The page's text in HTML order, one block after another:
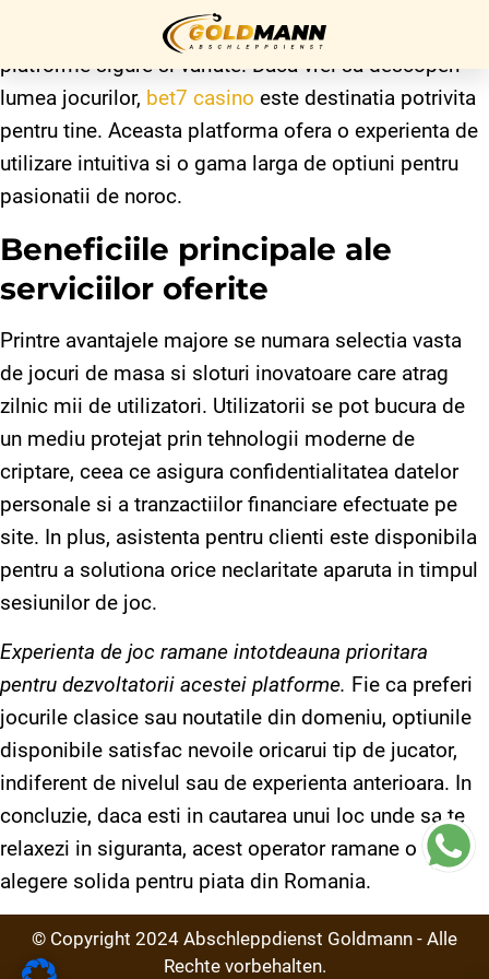
Jucatorii din Romania sunt mereu in cautarea unor
platforme sigure si variate. Daca vrei sa descoperi
lumea jocurilor, bet7 casino este destinatia potrivita
pentru tine. Aceasta platforma ofera o experienta de
utilizare intuitiva si o gama larga de optiuni pentru
pasionatii de noroc.
Beneficiile principale ale
serviciilor oferite
Printre avantajele majore se numara selectia vasta
de jocuri de masa si sloturi inovatoare care atrag
zilnic mii de utilizatori. Utilizatorii se pot bucura de
un mediu protejat prin tehnologii moderne de
criptare, ceea ce asigura confidentialitatea datelor
personale si a tranzactiilor financiare efectuate pe
site. In plus, asistenta pentru clienti este disponibila
pentru a solutiona orice neclaritate aparuta in timpul
sesiunilor de joc.
Experienta de joc ramane intotdeauna prioritara
pentru dezvoltatorii acestei platforme. Fie ca preferi
jocurile clasice sau noutatile din domeniu, optiunile
disponibile satisfac nevoile oricarui tip de jucator,
indiferent de nivelul sau de experienta anterioara. In
concluzie, daca esti in cautarea unui loc unde sa te
relaxezi in siguranta, acest operator ramane o
alegere solida pentru piata din Romania.
© Copyright 2024 Abschleppdienst Goldmann - Alle
Rechte vorbehalten.
Startseite
Über uns
Service
Kontakt
Impressum
Datenschutz